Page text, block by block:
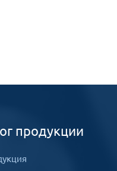
продукции